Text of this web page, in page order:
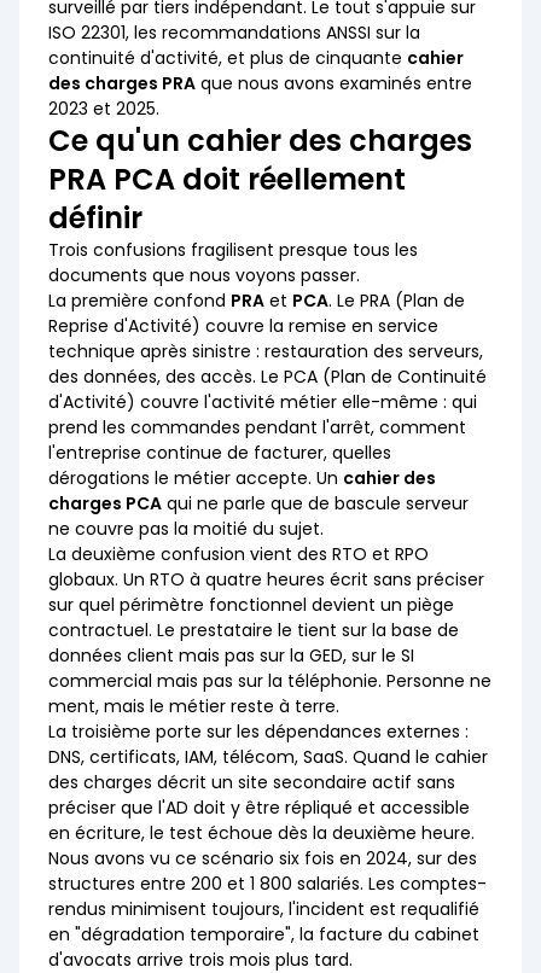
surveillé par tiers indépendant. Le tout s'appuie sur
ISO 22301, les recommandations ANSSI sur la
continuité d'activité, et plus de cinquante cahier
des charges PRA que nous avons examinés entre
2023 et 2025.
Ce qu'un cahier des charges
PRA PCA doit réellement
définir
Trois confusions fragilisent presque tous les
documents que nous voyons passer.
La première confond PRA et PCA. Le PRA (Plan de
Reprise d'Activité) couvre la remise en service
technique après sinistre : restauration des serveurs,
des données, des accès. Le PCA (Plan de Continuité
d'Activité) couvre l'activité métier elle-même : qui
prend les commandes pendant l'arrêt, comment
l'entreprise continue de facturer, quelles
dérogations le métier accepte. Un cahier des
charges PCA qui ne parle que de bascule serveur
ne couvre pas la moitié du sujet.
La deuxième confusion vient des RTO et RPO
globaux. Un RTO à quatre heures écrit sans préciser
sur quel périmètre fonctionnel devient un piège
contractuel. Le prestataire le tient sur la base de
données client mais pas sur la GED, sur le SI
commercial mais pas sur la téléphonie. Personne ne
ment, mais le métier reste à terre.
La troisième porte sur les dépendances externes :
DNS, certificats, IAM, télécom, SaaS. Quand le cahier
des charges décrit un site secondaire actif sans
préciser que l'AD doit y être répliqué et accessible
en écriture, le test échoue dès la deuxième heure.
Nous avons vu ce scénario six fois en 2024, sur des
structures entre 200 et 1 800 salariés. Les comptes-
rendus minimisent toujours, l'incident est requalifié
en "dégradation temporaire", la facture du cabinet
d'avocats arrive trois mois plus tard.